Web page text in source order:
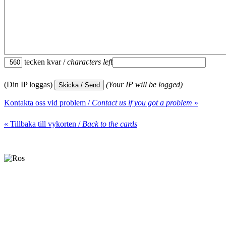
tecken kvar /characters left
(Din IP loggas) (Your IP will be logged)
Kontakta oss vid problem / Contact us if you got a problem »
« Tillbaka till vykorten / Back to the cards